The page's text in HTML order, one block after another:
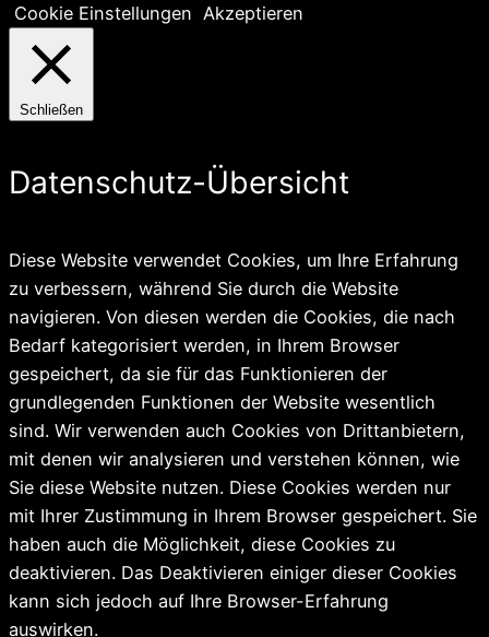
Cookie Einstellungen Akzeptieren
Schließen
Datenschutz-Übersicht
Diese Website verwendet Cookies, um Ihre Erfahrung
zu verbessern, während Sie durch die Website
navigieren. Von diesen werden die Cookies, die nach
Bedarf kategorisiert werden, in Ihrem Browser
gespeichert, da sie für das Funktionieren der
grundlegenden Funktionen der Website wesentlich
sind. Wir verwenden auch Cookies von Drittanbietern,
mit denen wir analysieren und verstehen können, wie
Sie diese Website nutzen. Diese Cookies werden nur
mit Ihrer Zustimmung in Ihrem Browser gespeichert. Sie
haben auch die Möglichkeit, diese Cookies zu
deaktivieren. Das Deaktivieren einiger dieser Cookies
kann sich jedoch auf Ihre Browser-Erfahrung
auswirken.